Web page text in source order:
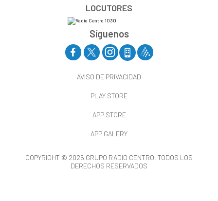
LOCUTORES
Síguenos
AVISO DE PRIVACIDAD
PLAY STORE
APP STORE
APP GALERY
COPYRIGHT © 2026 GRUPO RADIO CENTRO. TODOS LOS
DERECHOS RESERVADOS